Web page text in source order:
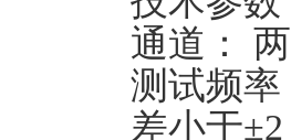
通道：
测试频率
差小于±2